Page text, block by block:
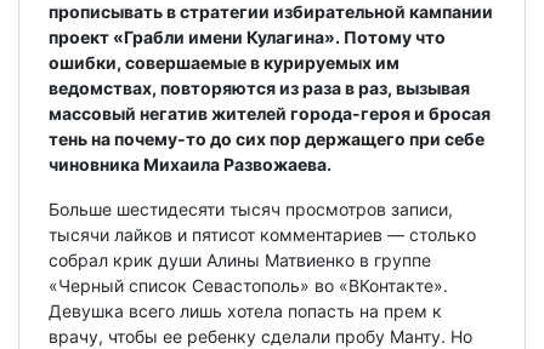
прописывать в стратегии избирательной кампании
проект «Грабли имени Кулагина». Потому что
ошибки, совершаемые в курируемых им
ведомствах, повторяются из раза в раз, вызывая
массовый негатив жителей города-героя и бросая
тень на почему-то до сих пор держащего при себе
чиновника Михаила Развожаева.
Больше шестидесяти тысяч просмотров записи,
тысячи лайков и пятисот комментариев — столько
собрал крик души Алины Матвиенко в группе
«Черный список Севастополь» во «ВКонтакте».
Девушка всего лишь хотела попасть на прем к
врачу, чтобы ее ребенку сделали пробу Манту. Но